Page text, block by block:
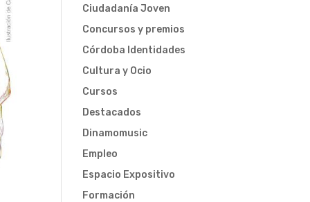
Ciudadanía Joven
Concursos y premios
Córdoba Identidades
Cultura y Ocio
Cursos
Destacados
Dinamomusic
Empleo
Espacio Expositivo
Formación